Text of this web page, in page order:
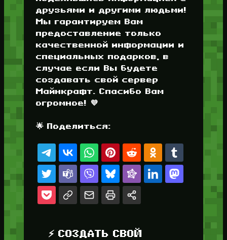
друзьями и другими людьми!
Мы гарантируем Вам
предоставление только
качественной информации и
специальных подарков, в
случае если Вы будете
создавать свой сервер
Майнкрафт. Спасибо Вам
огромное! 💜
🌟 Поделиться:
⚡ СОЗДАТЬ СВОЙ